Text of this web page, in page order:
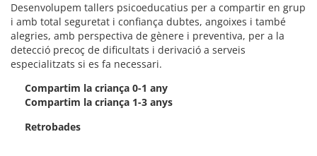
Desenvolupem tallers psicoeducatius per a compartir en grup
i amb total seguretat i confiança dubtes, angoixes i també
alegries, amb perspectiva de gènere i preventiva, per a la
detecció precoç de dificultats i derivació a serveis
especialitzats si es fa necessari.
Compartim la criança 0-1 any
Compartim la criança 1-3 anys
Retrobades